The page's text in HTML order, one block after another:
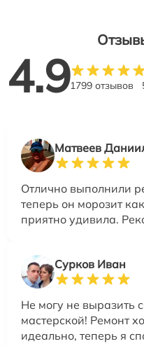
4.91799 отзывов
Матвеев
Отлично выполнили
теперь он морозит
приятно удивила.
Сурков Иван
Не могу не выразить
мастерской! Ремонт
идеально, теперь я